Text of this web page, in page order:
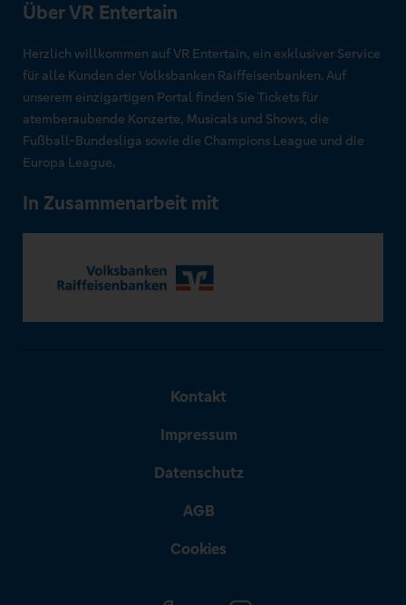
Über VR Entertain
Herzlich willkommen auf VR Entertain, ein exklusiver Service
für alle Kunden der Volksbanken Raiffeisenbanken. Auf
unserem einzigartigen Portal finden Sie Tickets für
atemberaubende Konzerte, Musicals und Shows, die
Fußball-Bundesliga sowie die Champions League und die
Europa League.
In Zusammenarbeit mit
Kontakt
Impressum
Datenschutz
AGB
Cookies